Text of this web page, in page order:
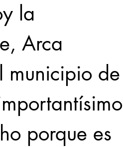
la
Arca
municipio de
porque es